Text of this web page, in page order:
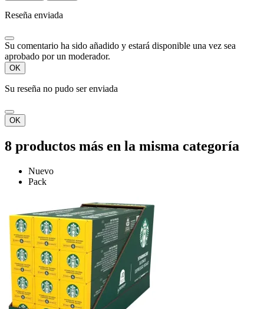
Reseña enviada
Su comentario ha sido añadido y estará disponible una vez sea
aprobado por un moderador.
OK
Su reseña no pudo ser enviada
OK
8 productos más en la misma categoría
Nuevo
Pack